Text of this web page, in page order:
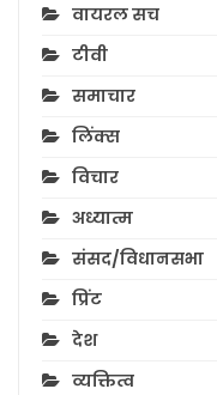
वायरल सच
टीवी
समाचार
लिंक्स
विचार
अध्यात्म
संसद/विधानसभा
प्रिंट
देश
व्यक्तित्व